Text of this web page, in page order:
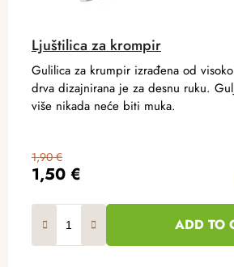
Ljuštilica za krompir
1,50 €
1,90 €
ADD TO
Gulilica za krumpir izrađena od
drva dizajnirana je za desnu ruku.
više nikada neće biti muka.